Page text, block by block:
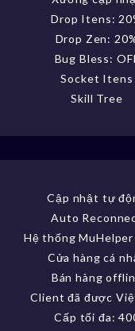
Drop Itens:
Drop Zen:
Bug Bless:
Socket Itens
Skill Tree
Cập nhật tự
Auto
Hệ thống
Cửa hàng cá
Bán hàng
Client đã được
Cấp tối đa: